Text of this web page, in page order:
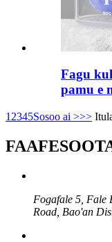
Fagu
pamu e
1 2345Sosoo ai >>>
Fogafale 5, Fale
Road, Bao'an